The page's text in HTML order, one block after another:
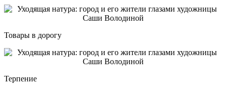
Товары в дорогу
Терпение